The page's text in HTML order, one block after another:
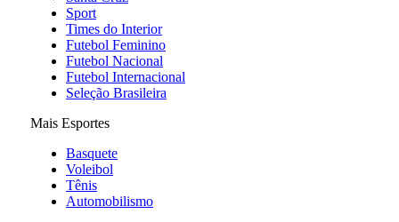
Sport
Times do Interior
Futebol Feminino
Futebol Nacional
Futebol Internacional
Seleção Brasileira
Mais Esportes
Basquete
Voleibol
Tênis
Automobilismo